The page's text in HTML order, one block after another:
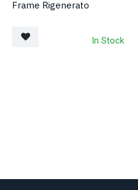
Frame Rigenerato
In Stock